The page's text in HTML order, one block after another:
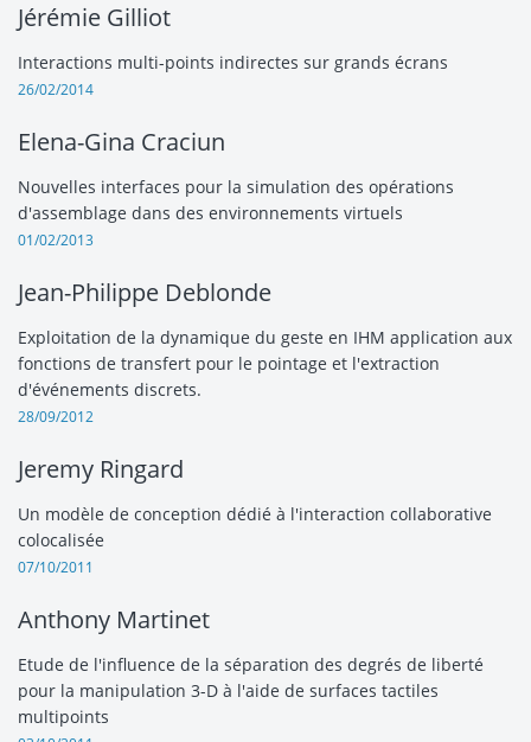
Jérémie Gilliot
Interactions multi-points indirectes sur grands écrans
26/02/2014
Elena-Gina Craciun
Nouvelles interfaces pour la simulation des opérations
d'assemblage dans des environnements virtuels
01/02/2013
Jean-Philippe Deblonde
Exploitation de la dynamique du geste en IHM application aux
fonctions de transfert pour le pointage et l'extraction
d'événements discrets.
28/09/2012
Jeremy Ringard
Un modèle de conception dédié à l'interaction collaborative
colocalisée
07/10/2011
Anthony Martinet
Etude de l'influence de la séparation des degrés de liberté
pour la manipulation 3-D à l'aide de surfaces tactiles
multipoints